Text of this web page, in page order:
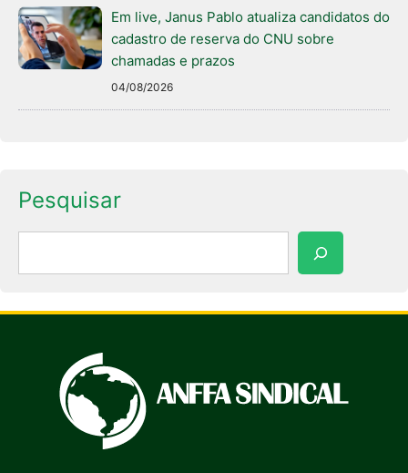
Em live, Janus Pablo atualiza candidatos do
cadastro de reserva do CNU sobre
chamadas e prazos
04/08/2026
Pesquisar